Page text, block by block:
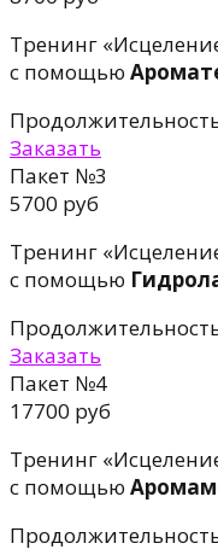
Тренинг
с помощью
Заказать
Пакет №3
5700 руб
Тренинг
с помощью
Заказать
Пакет №4
17700 руб
Тренинг
с помощью